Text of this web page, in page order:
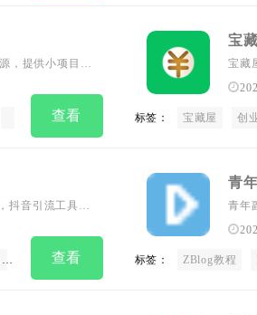
，提供小项目创
每日更新，助您
资源创业指南与
收入天花板！
长期靠谱项目 无脑搬砖项目 网赚信息差
查看
宝
宝藏
工具
标签： 宝藏屋 创
抖音引流工具、
大的资源网！
手机搬砖 无货源电商 创业
查看
青
青年
标签： ZBlog教程